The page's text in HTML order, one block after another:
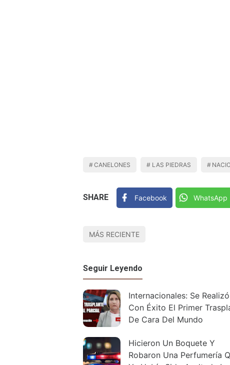
CANELONES LAS PIEDRAS
SHARE Facebook WhatsApp
MÁS RECIENTE
Seguir Leyendo
Internacionales: Se Realizó
Con Éxito El Primer
De Cara Del Mundo
Hicieron Un Boquete Y
Robaron Una Perfumería